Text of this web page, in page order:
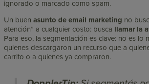
ignorado o marcado como spam.
Un buenasunto de email marketing no
atención” a cualquier costo: busca llamar la
Para eso, la segmentación es clave: no es lo
quienes descargaron un recurso que a
carrito o a quienes ya compraron.